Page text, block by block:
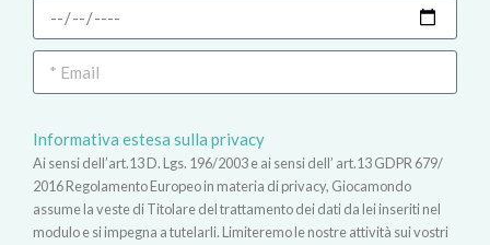
Informativa estesa sulla privacy
Ai sensi dell’art.13 D. Lgs. 196/2003 e ai sensi dell’ art.13 GDPR 679/
2016 Regolamento Europeo in materia di privacy, Giocamondo
assume la veste di Titolare del trattamento dei dati da lei inseriti nel
modulo e si impegna a tutelarli. Limiteremo le nostre attività sui vostri